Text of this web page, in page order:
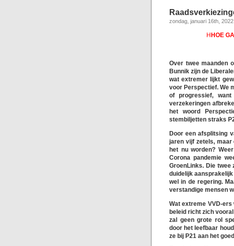
zondag, januari 16th, 2022
H HOE
Over twee maanden
Bunnik zijn de
wat extremer lijkt
voor Perspectief. We
of progressief,
verzekeringen
het woord
stembiljetten straks
Door een afsplitsing
jaren vijf zetels, maar
het nu worden?
Corona pandemie
GroenLinks. Die twee
duidelijk aansprakelijk
wel in de regering.
verstandige mensen
Wat extreme VVD-
beleid richt zich
zal geen grote rol
door het leefbaar
ze bij P21 aan het